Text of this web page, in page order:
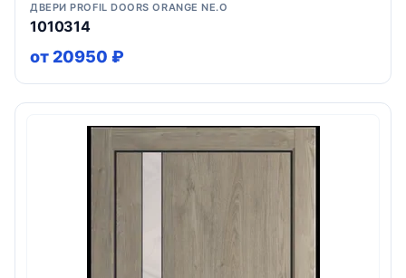
ДВЕРИ PROFIL DOORS ORANGE NE.O
1010314
от 20950 ₽